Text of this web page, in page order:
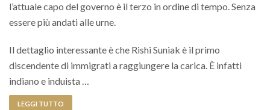
l’attuale capo del governo è il terzo in ordine di tempo. Senza
essere più andati alle urne.
Il dettaglio interessante è che Rishi Suniak è il primo
discendente di immigrati a raggiungere la carica. È infatti
indiano e induista …
LEGGI TUTTO